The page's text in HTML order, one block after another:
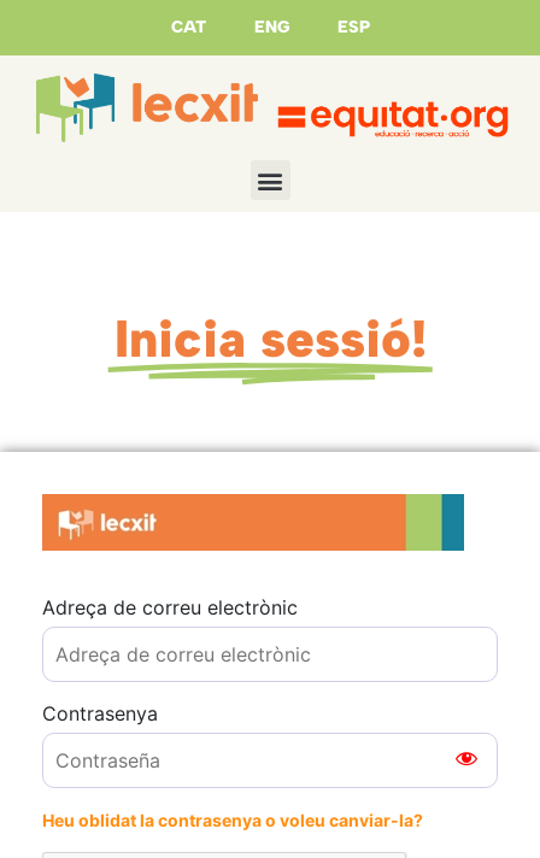
CAT ENG ESP
Inicia sessió!
Adreça de correu electrònic
Contrasenya
Heu oblidat la contrasenya o voleu canviar-la?